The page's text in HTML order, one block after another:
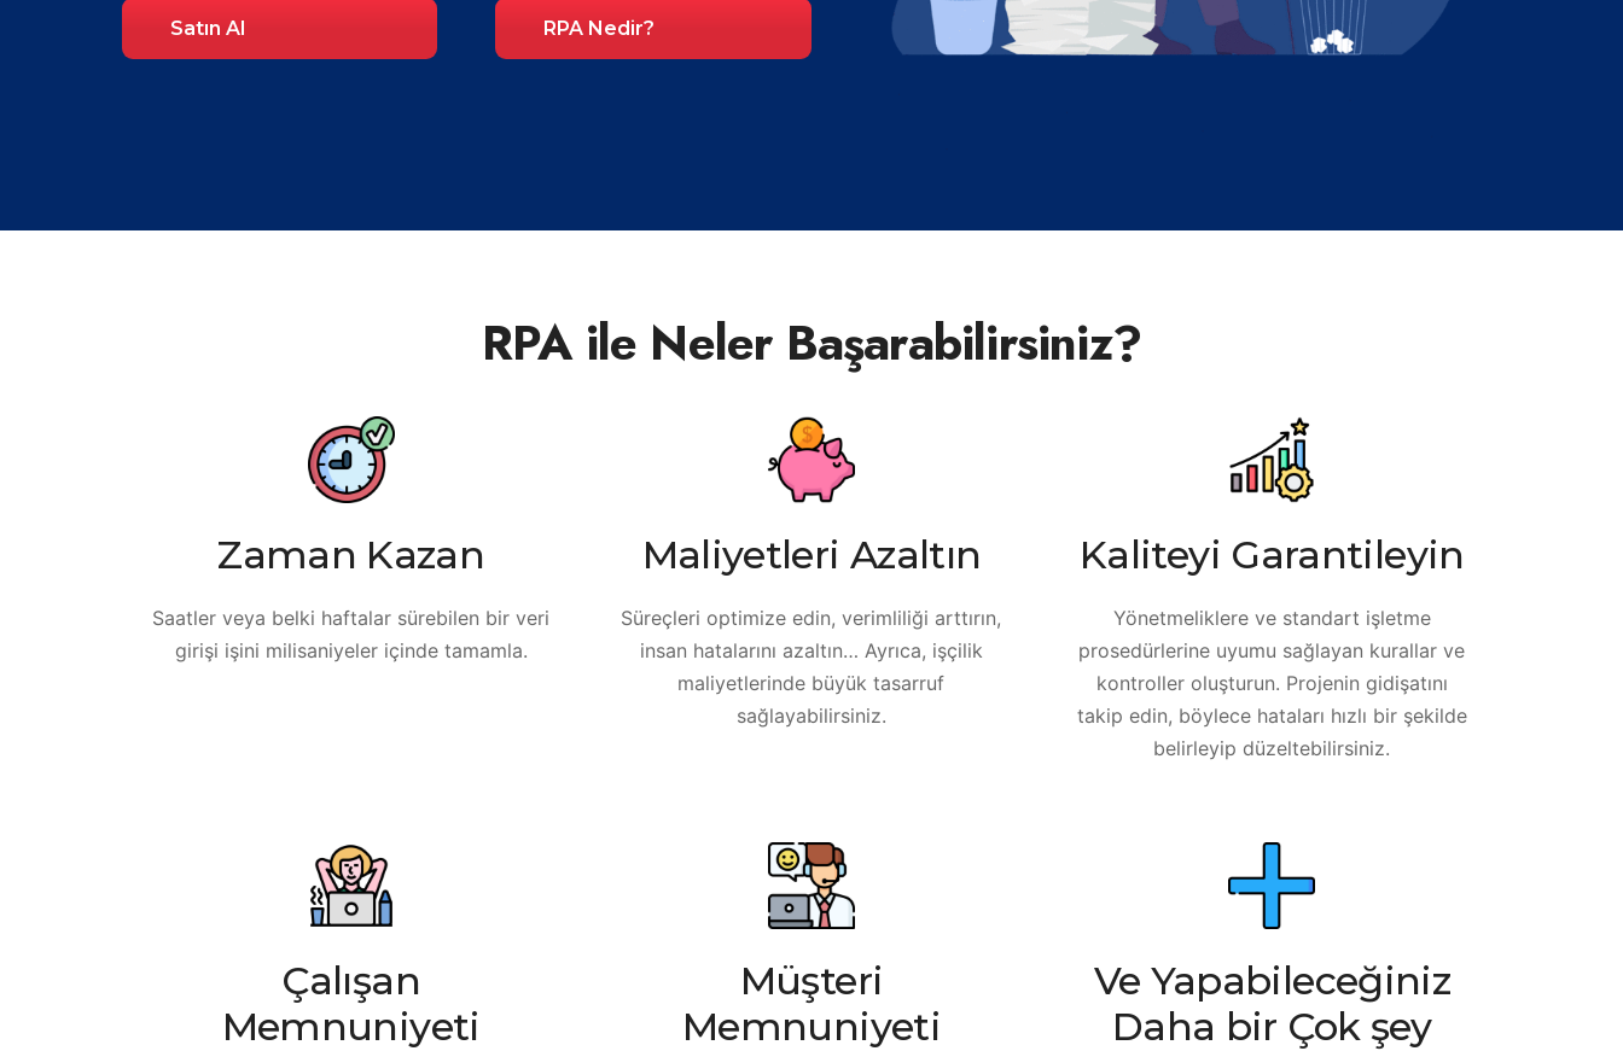
Satın Al RPA Nedir?
RPA ile Neler Başarabilirsiniz?
Zaman Kazan
Saatler veya belki haftalar sürebilen bir veri
girişi işini milisaniyeler içinde tamamla.
Maliyetleri Azaltın
Süreçleri optimize edin, verimliliği arttırın,
insan hatalarını azaltın… Ayrıca, işçilik
maliyetlerinde büyük tasarruf
sağlayabilirsiniz.
Kaliteyi Garantileyin
Yönetmeliklere ve standart işletme
prosedürlerine uyumu sağlayan kurallar ve
kontroller oluşturun. Projenin gidişatını
takip edin, böylece hataları hızlı bir şekilde
belirleyip düzeltebilirsiniz.
Çalışan
Memnuniyeti
Müşteri
Memnuniyeti
Ve Yapabileceğiniz
Daha bir Çok şey